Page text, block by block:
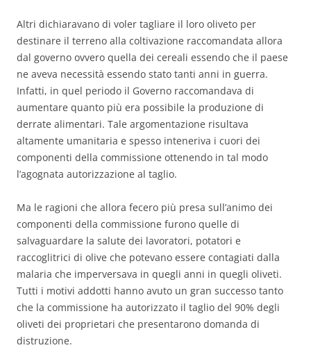
Altri dichiaravano di voler tagliare il loro oliveto per
destinare il terreno alla coltivazione raccomandata allora
dal governo ovvero quella dei cereali essendo che il paese
ne aveva necessità essendo stato tanti anni in guerra.
Infatti, in quel periodo il Governo raccomandava di
aumentare quanto più era possibile la produzione di
derrate alimentari. Tale argomentazione risultava
altamente umanitaria e spesso inteneriva i cuori dei
componenti della commissione ottenendo in tal modo
l’agognata autorizzazione al taglio.
Ma le ragioni che allora fecero più presa sull’animo dei
componenti della commissione furono quelle di
salvaguardare la salute dei lavoratori, potatori e
raccoglitrici di olive che potevano essere contagiati dalla
malaria che imperversava in quegli anni in quegli oliveti.
Tutti i motivi addotti hanno avuto un gran successo tanto
che la commissione ha autorizzato il taglio del 90% degli
oliveti dei proprietari che presentarono domanda di
distruzione.